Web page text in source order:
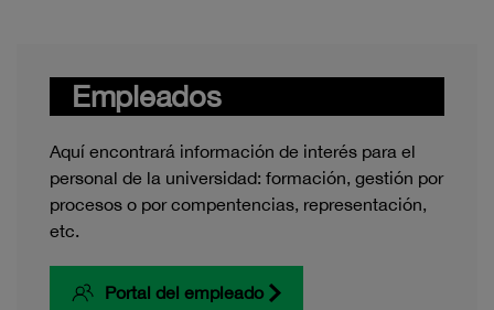
Empleados
Aquí encontrará información de interés para el
personal de la universidad: formación, gestión por
procesos o por compentencias, representación,
etc.
Portal del empleado